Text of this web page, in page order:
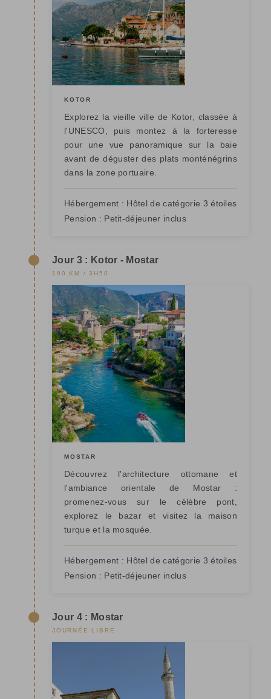
KOTOR
Explorez la vieille ville de Kotor, classée à
l'UNESCO, puis montez à la forteresse
pour une vue panoramique sur la baie
avant de déguster des plats monténégrins
dans la zone portuaire.
Hébergement : Hôtel de catégorie 3 étoiles
Pension : Petit-déjeuner inclus
Jour 3 : Kotor - Mostar
190 KM / 3H50
MOSTAR
Découvrez l'architecture ottomane et
l'ambiance orientale de Mostar :
promenez-vous sur le célèbre pont,
explorez le bazar et visitez la maison
turque et la mosquée.
Hébergement : Hôtel de catégorie 3 étoiles
Pension : Petit-déjeuner inclus
Jour 4 : Mostar
JOURNÉE LIBRE